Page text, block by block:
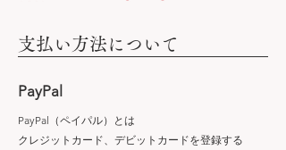
​支払い方法について
PayPal
PayPal（ペイパル）とは
クレジットカード、デビットカードを登録する